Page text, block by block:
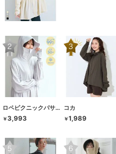
ロペピクニックパサージュ
￥3,993
コカ
￥1,989